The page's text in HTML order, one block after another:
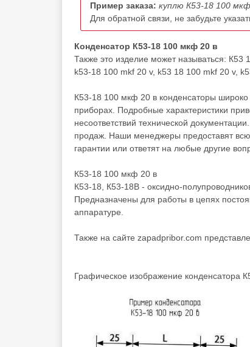
Пример заказа: куплю К53-18 100
Для обратной связи, не забудьте
Конденсатор К53-18 100 мкф 20 в
Также это изделие может называться:
k53-18 100 mkf 20 v, k53 18 100 mkf 20 v,
К53-18 100 мкф 20 в конденсаторы
приборах. Подробные характеристики
несоответствий технической
продаж. Наши менеджеры предоставят
гарантии или ответят на любые другие
К53-18 100 мкф 20 в
К53-18, К53-18В - оксидно-
Предназначены для работы в цепях
аппаратуре.
Также на сайте zapadpribor.com
Графическое изображение конденсатора